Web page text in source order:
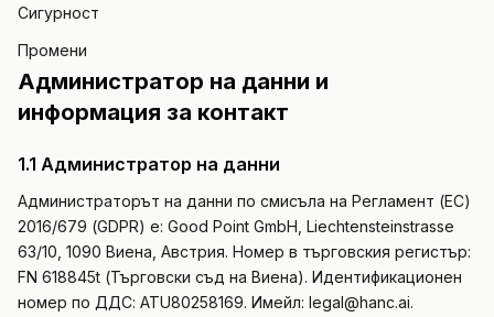
Електронна търговия
Управление на имоти
Телекомуникации
Място за събития
Фитнес
Автошкола
ПРОФЕСИОНАЛНИ
Регистрация →
Сигурност
Промени
Администратор на данни и
информация за контакт
1.1 Администратор на данни
Администраторът на данни по смисъла на Регламент (ЕС)
2016/679 (GDPR) е: Good Point GmbH, Liechtensteinstrasse
63/10, 1090 Виена, Австрия. Номер в търговския регистър:
FN 618845t (Търговски съд на Виена). Идентификационен
номер по ДДС: ATU80258169. Имейл: legal@hanc.ai.